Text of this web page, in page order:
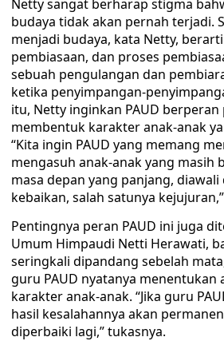
Netty sangat berharap stigma
budaya tidak akan pernah terjadi.
menjadi budaya, kata Netty,
pembiasaan, dan proses
sebuah pengulangan dan
ketika penyimpangan-
itu, Netty inginkan PAUD
membentuk karakter anak-anak
“Kita ingin PAUD yang memang
mengasuh anak-anak yang masih
masa depan yang panjang,
kebaikan, salah satunya
Pentingnya peran PAUD ini juga
Umum Himpaudi Netti Herawati,
seringkali dipandang sebelah
guru PAUD nyatanya menentukan
karakter anak-anak. “Jika guru
hasil kesalahannya akan
diperbaiki lagi,” tukasnya.